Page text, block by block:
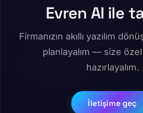
Evren AI ile
Firmanızın akıllı yazılım
planlayalım — size
hazırlayalım.
İletişime geç